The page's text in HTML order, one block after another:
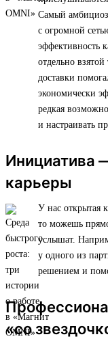
Самый
с огромной
эффективность
отдельно
доставки
экономически
редкая
и настраивать
Инициатива
карьеры
У нас открытая
то можешь
услышат.
у одного из
решением и
«со